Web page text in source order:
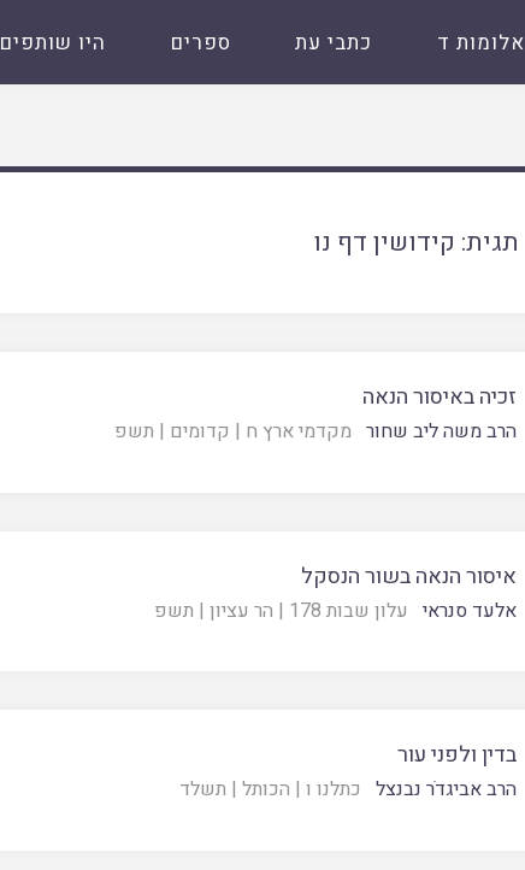
אלומות ד כתבי עת ספרים היו שותפים
תגית: קידושין דף נו
זכיה באיסור הנאה
הרב משה ליב שחור מקדמי ארץ ח | קדומים | תשפ
איסור הנאה בשור הנסקל
אלעד סנראי עלון שבות 178 | הר עציון | תשפ
בדין ולפני עור
הרב אביגדֹר נבנצל כתלנו ו | הכותל | תשלד